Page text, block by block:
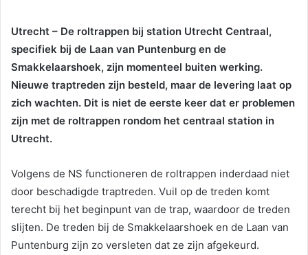
Utrecht – De roltrappen bij station Utrecht Centraal,
specifiek bij de Laan van Puntenburg en de
Smakkelaarshoek, zijn momenteel buiten werking.
Nieuwe traptreden zijn besteld, maar de levering laat op
zich wachten. Dit is niet de eerste keer dat er problemen
zijn met de roltrappen rondom het centraal station in
Utrecht.
Volgens de NS functioneren de roltrappen inderdaad niet
door beschadigde traptreden. Vuil op de treden komt
terecht bij het beginpunt van de trap, waardoor de treden
slijten. De treden bij de Smakkelaarshoek en de Laan van
Puntenburg zijn zo versleten dat ze zijn afgekeurd.